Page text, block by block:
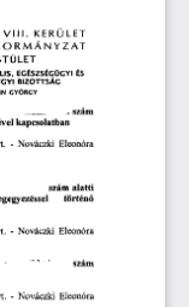
VIII.
KERÜLET
EGÉSZSÉGÜGYI ÉS
BIZOTTSÁG
GYORGY
szám
kapcsolatban
- Nováczki Eleonóra
szám alatti
történő
- Nováczki Eleonóra
szám
- Nováczki Eleonóra